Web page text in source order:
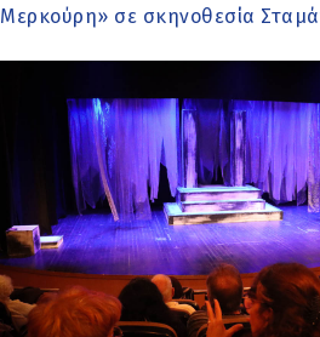
Μερκούρη» σε σκηνοθεσία